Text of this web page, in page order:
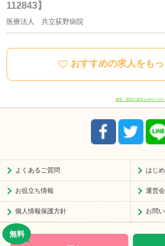
当社における個人データの取り扱いに
に関しては下記の窓口にご連絡ください
住所 愛知県豊川市宿
8:30-17:30
おすすめの求人をも
112843】
医療法人 共立荻野病院
豊橋・愛知介護求人NAVI TOP
よくあるご質問 はじ
お役立ち情報 運営
個人情報保護方針 お問